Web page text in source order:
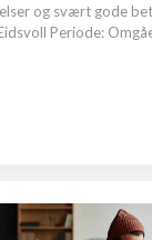
og svært gode
Periode: